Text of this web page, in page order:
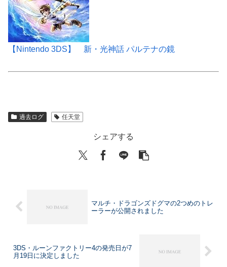
【Nintendo 3DS】 新・光神話 パルテナの鏡
過去ログ 任天堂
シェアする
マルチ・ドラゴンズドグマの2つめのトレ
ーラーが公開されました
3DS・ルーンファクトリー4の発売日が7
月19日に決定しました